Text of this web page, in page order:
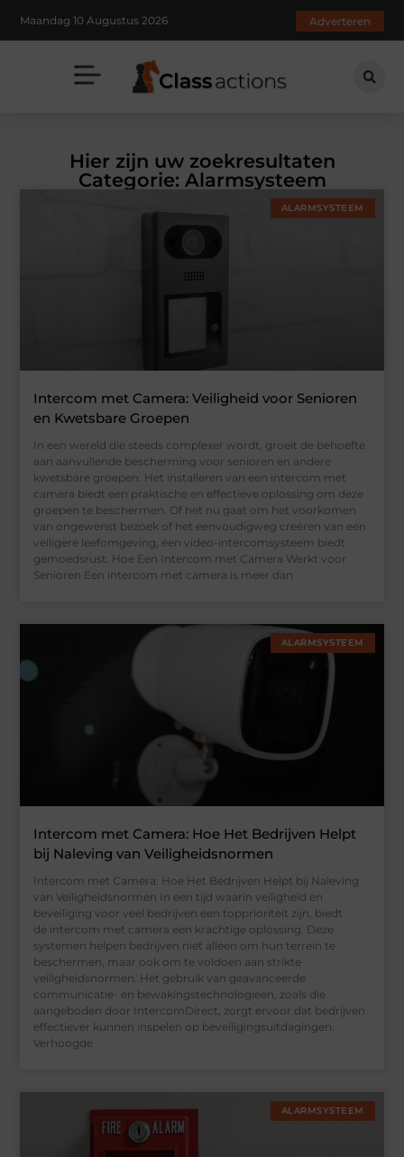
Maandag 10 Augustus 2026 Adverteren
Hier zijn uw zoekresultaten
Categorie: Alarmsysteem
ALARMSYSTEEM
Intercom met Camera: Veiligheid voor Senioren
en Kwetsbare Groepen
In een wereld die steeds complexer wordt, groeit de behoefte
aan aanvullende bescherming voor senioren en andere
kwetsbare groepen. Het installeren van een intercom met
camera biedt een praktische en effectieve oplossing om deze
groepen te beschermen. Of het nu gaat om het voorkomen
van ongewenst bezoek of het eenvoudigweg creëren van een
veiligere leefomgeving, een video-intercomsysteem biedt
gemoedsrust. Hoe Een Intercom met Camera Werkt voor
Senioren Een intercom met camera is meer dan
ALARMSYSTEEM
Intercom met Camera: Hoe Het Bedrijven Helpt
bij Naleving van Veiligheidsnormen
Intercom met Camera: Hoe Het Bedrijven Helpt bij Naleving
van Veiligheidsnormen In een tijd waarin veiligheid en
beveiliging voor veel bedrijven een topprioriteit zijn, biedt
de intercom met camera een krachtige oplossing. Deze
systemen helpen bedrijven niet alleen om hun terrein te
beschermen, maar ook om te voldoen aan strikte
veiligheidsnormen. Het gebruik van geavanceerde
communicatie- en bewakingstechnologieën, zoals die
aangeboden door IntercomDirect, zorgt ervoor dat bedrijven
effectiever kunnen inspelen op beveiligingsuitdagingen.
Verhoogde
ALARMSYSTEEM